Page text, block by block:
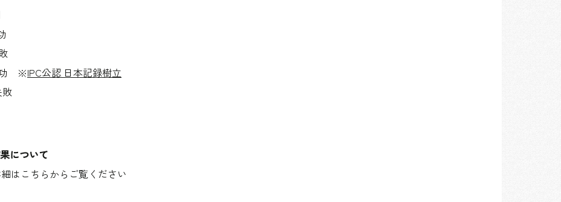
功 ※IPC公認 日本記録樹立
について
はこちらからご覧ください